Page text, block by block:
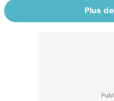
Plus